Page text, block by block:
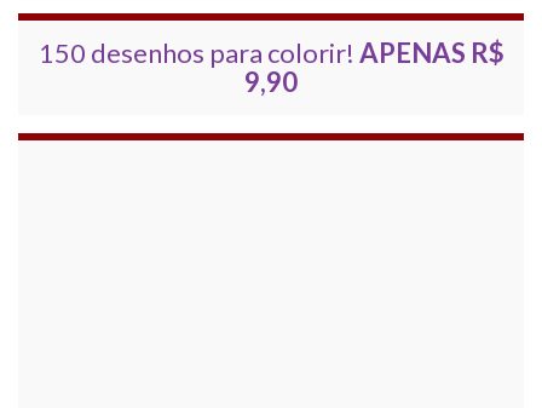
150 desenhos para colorir! APENAS R$
9,90